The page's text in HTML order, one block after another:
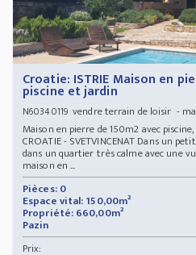
Croatie: ISTRIE Maison en
piscine et jardin
N60340119vendre terrain de loisir -
Maison en pierre de 150m2 avec
CROATIE - SVETVINCENAT Dans un
dans un quartier très calme avec une
maison en ...
Pièces: 0
Espace vital: 150,00m²
Propriété: 660,00m²
Pazin
Prix: